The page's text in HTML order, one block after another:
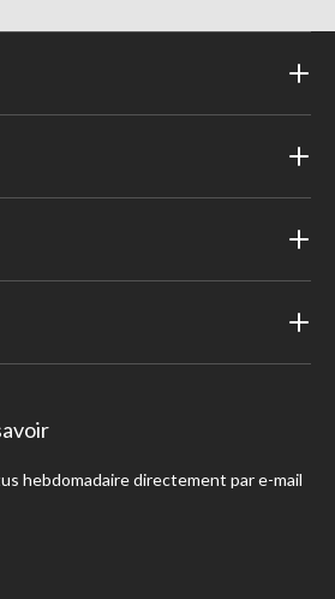
hebdomadaire directement par e-mail